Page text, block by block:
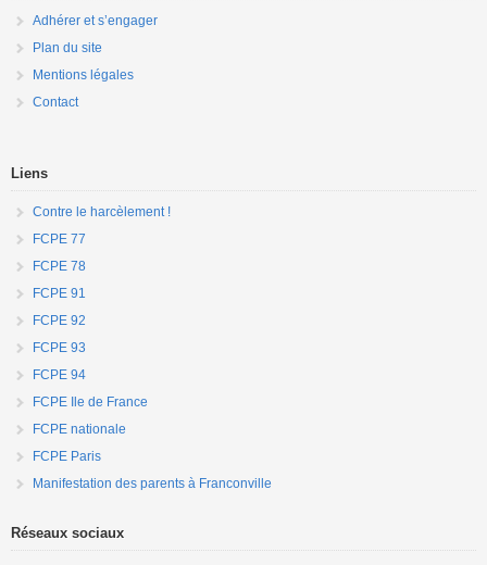
Adhérer et s’engager
Plan du site
Mentions légales
Contact
Liens
Contre le harcèlement !
FCPE 77
FCPE 78
FCPE 91
FCPE 92
FCPE 93
FCPE 94
FCPE Ile de France
FCPE nationale
FCPE Paris
Manifestation des parents à Franconville
Réseaux sociaux